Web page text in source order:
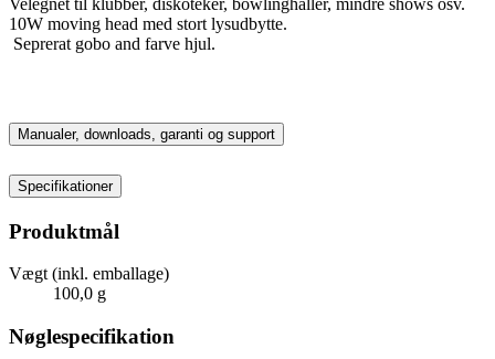
10W moving head med stort lysudbytte.
Seprerat gobo and farve hjul.
Manualer, downloads, garanti og support
Specifikationer
Produktmål
Vægt (inkl. emballage)
100,0 g
Nøglespecifikation